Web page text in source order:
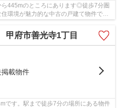
445mのところにあります◎徒歩7分圏
環境が魅力的な中古の戸建て物件で充
府市善光寺1丁目
掲載物件
です。駅まで徒歩7分の場所にある物件